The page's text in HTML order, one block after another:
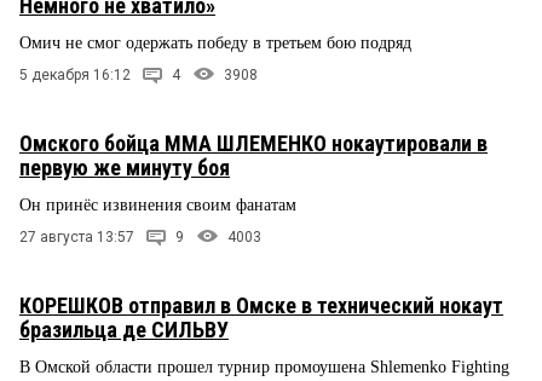
Немного не хватило»
Омич не смог одержать победу в третьем бою подряд
5 декабря 16:12 4 3908
Омского бойца ММА ШЛЕМЕНКО нокаутировали в
первую же минуту боя
Он принёс извинения своим фанатам
27 августа 13:57 9 4003
КОРЕШКОВ отправил в Омске в технический нокаут
бразильца де СИЛЬВУ
В Омской области прошел турнир промоушена Shlemenko Fighting